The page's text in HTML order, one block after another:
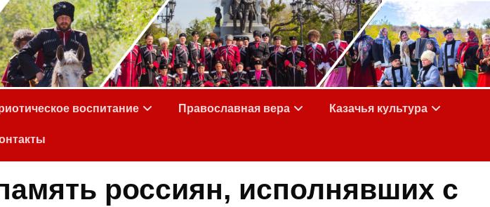
воспитание Православная вера Казачья культура
россиян, исполнявших с